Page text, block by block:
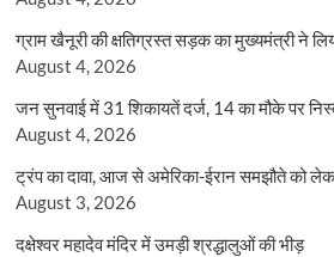
ग्राम खैनूरी की क्षतिग्रस्त सड़क का मुख्यमंत्री ने
August 4, 2026
जन सुनवाई में 31 शिकायतें दर्ज, 14 का मौके पर
August 4, 2026
ट्रंप का दावा, आज से अमेरिका-ईरान समझौते को
August 3, 2026
दक्षेश्वर महादेव मंदिर में उमड़ी श्रद्धालुओं की भीड़